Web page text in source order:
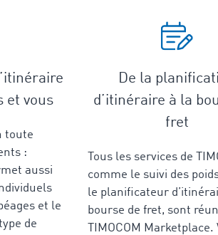
et vous
toute
:
aussi
et le
de
De la
d’itinéraire à la
fret
Tous les services de
comme le suivi des
le planificateur
bourse de fret, sont
TIMOCOM Marketplace.